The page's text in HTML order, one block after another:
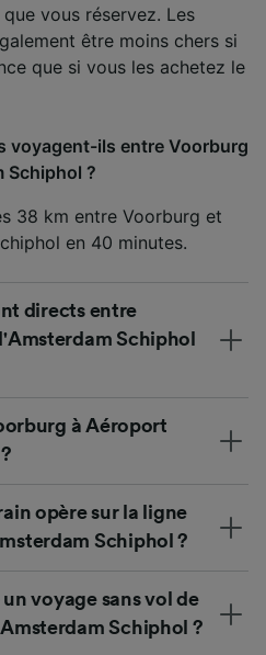
vous réservez. Les
être moins chers si
que si vous les achetez le
voyagent-ils entre Voorburg
Schiphol ?
38 km entre Voorburg et
en 40 minutes.
directs entre
Schiphol
à Aéroport
opère sur la ligne
Schiphol ?
voyage sans vol de
Schiphol ?